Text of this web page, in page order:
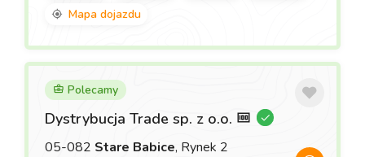
Mapa dojazdu
Polecamy
Dystrybucja Trade sp. z o.o.
05-082 Stare Babice, Rynek 2